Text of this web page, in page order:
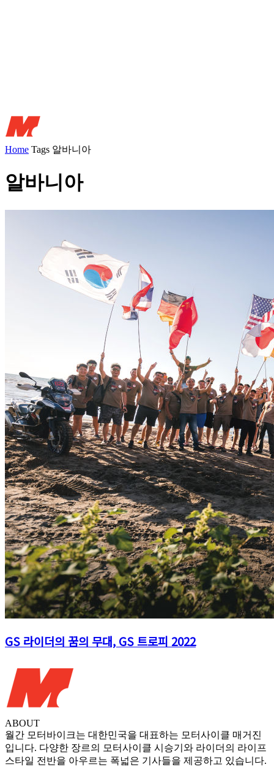
Home Tags 알바니아
알바니아
GS 라이더의 꿈의 무대, GS 트로피 2022
ABOUT
월간 모터바이크는 대한민국을 대표하는 모터사이클 매거진
입니다. 다양한 장르의 모터사이클 시승기와 라이더의 라이프
스타일 전반을 아우르는 폭넓은 기사들을 제공하고 있습니다.